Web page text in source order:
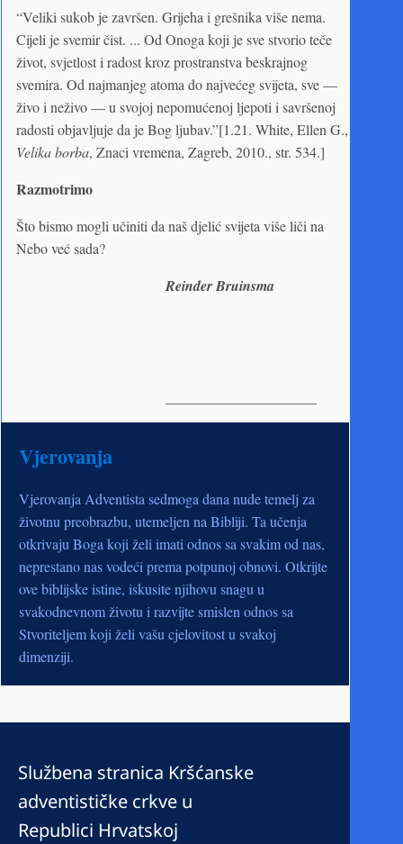
“Veliki sukob je završen. Grijeha i grešnika više nema.
Cijeli je svemir čist. ... Od Onoga koji je sve stvorio teče
život, svjetlost i radost kroz prostranstva beskrajnog
svemira. Od najmanjeg atoma do najvećeg svijeta, sve —
živo i neživo — u svojoj nepomućenoj ljepoti i savršenoj
radosti objavljuje da je Bog ljubav.”[1.21. White, Ellen G.,
Velika borba, Znaci vremena, Zagreb, 2010., str. 534.]
Razmotrimo
Što bismo mogli učiniti da naš djelić svijeta više liči na
Nebo već sada?
Reinder Bruinsma
Vjerovanja
Vjerovanja Adventista sedmoga dana nude temelj za
životnu preobrazbu, utemeljen na Bibliji. Ta učenja
otkrivaju Boga koji želi imati odnos sa svakim od nas,
neprestano nas vodeći prema potpunoj obnovi. Otkrijte
ove biblijske istine, iskusite njihovu snagu u
svakodnevnom životu i razvijte smislen odnos sa
Stvoriteljem koji želi vašu cjelovitost u svakoj
dimenziji.
Službena stranica Kršćanske
adventističke crkve u
Republici Hrvatskoj